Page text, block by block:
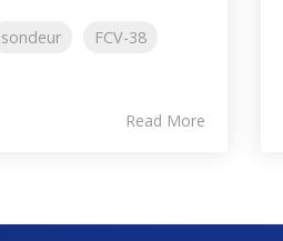
sondeur
FCV-38
Read More